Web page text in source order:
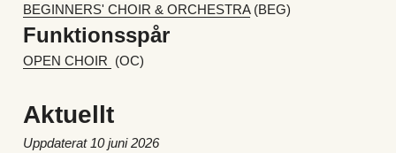
BEGINNERS' CHOIR & ORCHESTRA (BEG)
Funktionsspår
OPEN CHOIR (OC)
Aktuellt
Uppdaterat 10 juni 2026